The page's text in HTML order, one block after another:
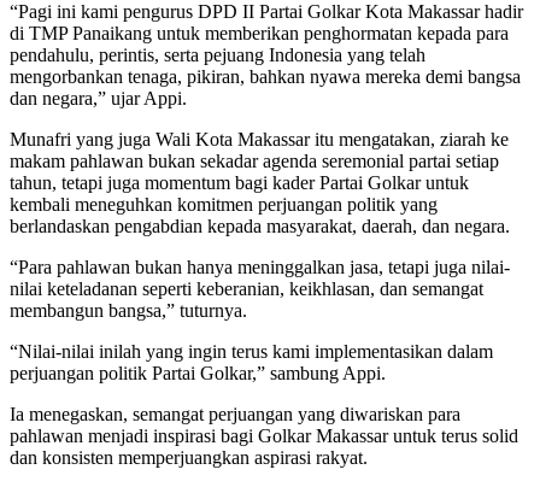
“Pagi ini kami pengurus DPD II Partai Golkar Kota Makassar hadir
di TMP Panaikang untuk memberikan penghormatan kepada para
pendahulu, perintis, serta pejuang Indonesia yang telah
mengorbankan tenaga, pikiran, bahkan nyawa mereka demi bangsa
dan negara,” ujar Appi.
Munafri yang juga Wali Kota Makassar itu mengatakan, ziarah ke
makam pahlawan bukan sekadar agenda seremonial partai setiap
tahun, tetapi juga momentum bagi kader Partai Golkar untuk
kembali meneguhkan komitmen perjuangan politik yang
berlandaskan pengabdian kepada masyarakat, daerah, dan negara.
“Para pahlawan bukan hanya meninggalkan jasa, tetapi juga nilai-
nilai keteladanan seperti keberanian, keikhlasan, dan semangat
membangun bangsa,” tuturnya.
“Nilai-nilai inilah yang ingin terus kami implementasikan dalam
perjuangan politik Partai Golkar,” sambung Appi.
Ia menegaskan, semangat perjuangan yang diwariskan para
pahlawan menjadi inspirasi bagi Golkar Makassar untuk terus solid
dan konsisten memperjuangkan aspirasi rakyat.